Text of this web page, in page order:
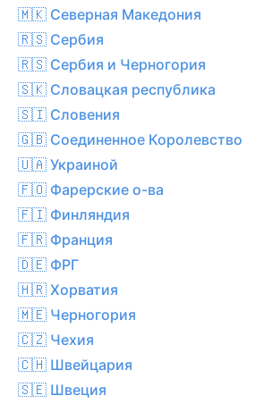
🇲🇰 Северная Македония
🇷🇸 Сербия
🇷🇸 Сербия и Черногория
🇸🇰 Словацкая республика
🇸🇮 Словения
🇬🇧 Соединенное Королевство
🇺🇦 Украиной
🇫🇴 Фарерские о-ва
🇫🇮 Финляндия
🇫🇷 Франция
🇩🇪 ФРГ
🇭🇷 Хорватия
🇲🇪 Черногория
🇨🇿 Чехия
🇨🇭 Швейцария
🇸🇪 Швеция